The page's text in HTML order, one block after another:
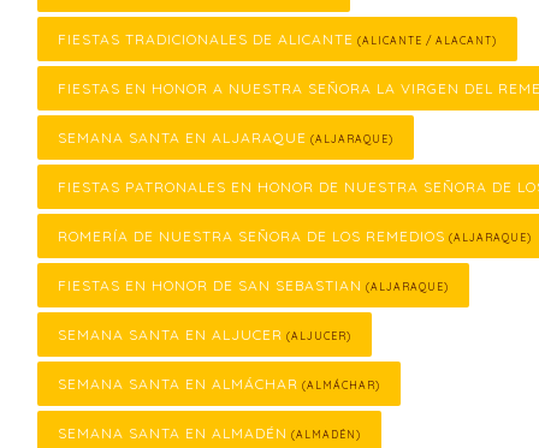
FIESTAS TRADICIONALES DE ALICANTE (ALICANTE / ALACANT)
FIESTAS EN HONOR A NUESTRA SEÑORA LA VIRGEN DEL
SEMANA SANTA EN ALJARAQUE (ALJARAQUE)
FIESTAS PATRONALES EN HONOR DE NUESTRA SEÑORA DE
ROMERÍA DE NUESTRA SEÑORA DE LOS REMEDIOS (ALJARAQUE)
FIESTAS EN HONOR DE SAN SEBASTIAN (ALJARAQUE)
SEMANA SANTA EN ALJUCER (ALJUCER)
SEMANA SANTA EN ALMÁCHAR (ALMÁCHAR)
SEMANA SANTA EN ALMADÉN (ALMADÉN)